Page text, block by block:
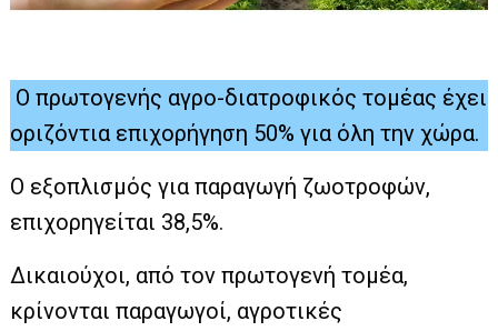
Ο πρωτογενής αγρο-διατροφικός τομέας έχει
οριζόντια επιχορήγηση 50% για όλη την χώρα.
Ο εξοπλισμός για παραγωγή ζωοτροφών,
επιχορηγείται 38,5%.
∆ικαιούχοι, από τον πρωτογενή τοµέα,
κρίνονται παραγωγοί, αγροτικές